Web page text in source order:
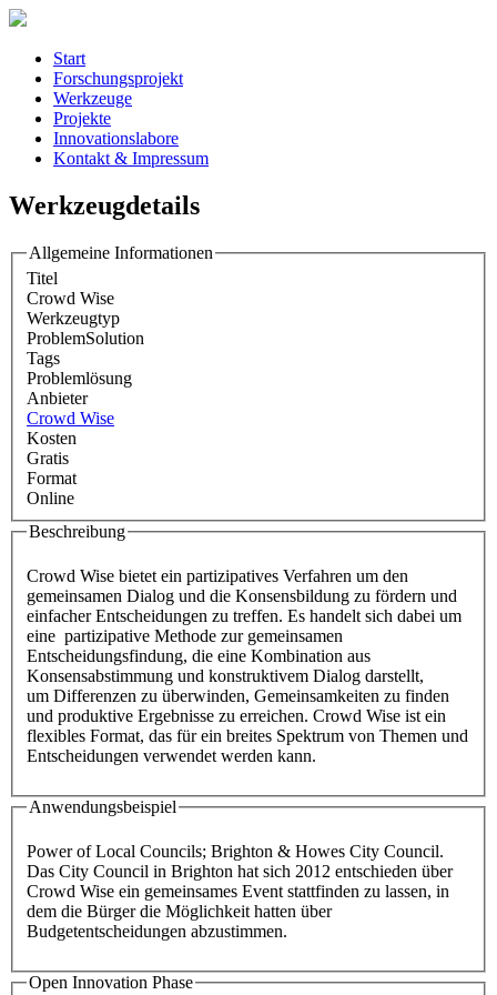
Start
Forschungsprojekt
Werkzeuge
Projekte
Innovationslabore
Kontakt & Impressum
Werkzeugdetails
Allgemeine Informationen
Titel
Crowd Wise
Werkzeugtyp
ProblemSolution
Tags
Problemlösung
Anbieter
Crowd Wise
Kosten
Gratis
Format
Online
Beschreibung
Crowd Wise bietet ein partizipatives Verfahren um den
gemeinsamen Dialog und die Konsensbildung zu fördern und
einfacher Entscheidungen zu treffen. Es handelt sich dabei um
eine partizipative Methode zur gemeinsamen
Entscheidungsfindung, die eine Kombination aus
Konsensabstimmung und konstruktivem Dialog darstellt,
um Differenzen zu überwinden, Gemeinsamkeiten zu finden
und produktive Ergebnisse zu erreichen. Crowd Wise ist ein
flexibles Format, das für ein breites Spektrum von Themen und
Entscheidungen verwendet werden kann.
Anwendungsbeispiel
Power of Local Councils; Brighton & Howes City Council.
Das City Council in Brighton hat sich 2012 entschieden über
Crowd Wise ein gemeinsames Event stattfinden zu lassen, in
dem die Bürger die Möglichkeit hatten über
Budgetentscheidungen abzustimmen.
Open Innovation Phase